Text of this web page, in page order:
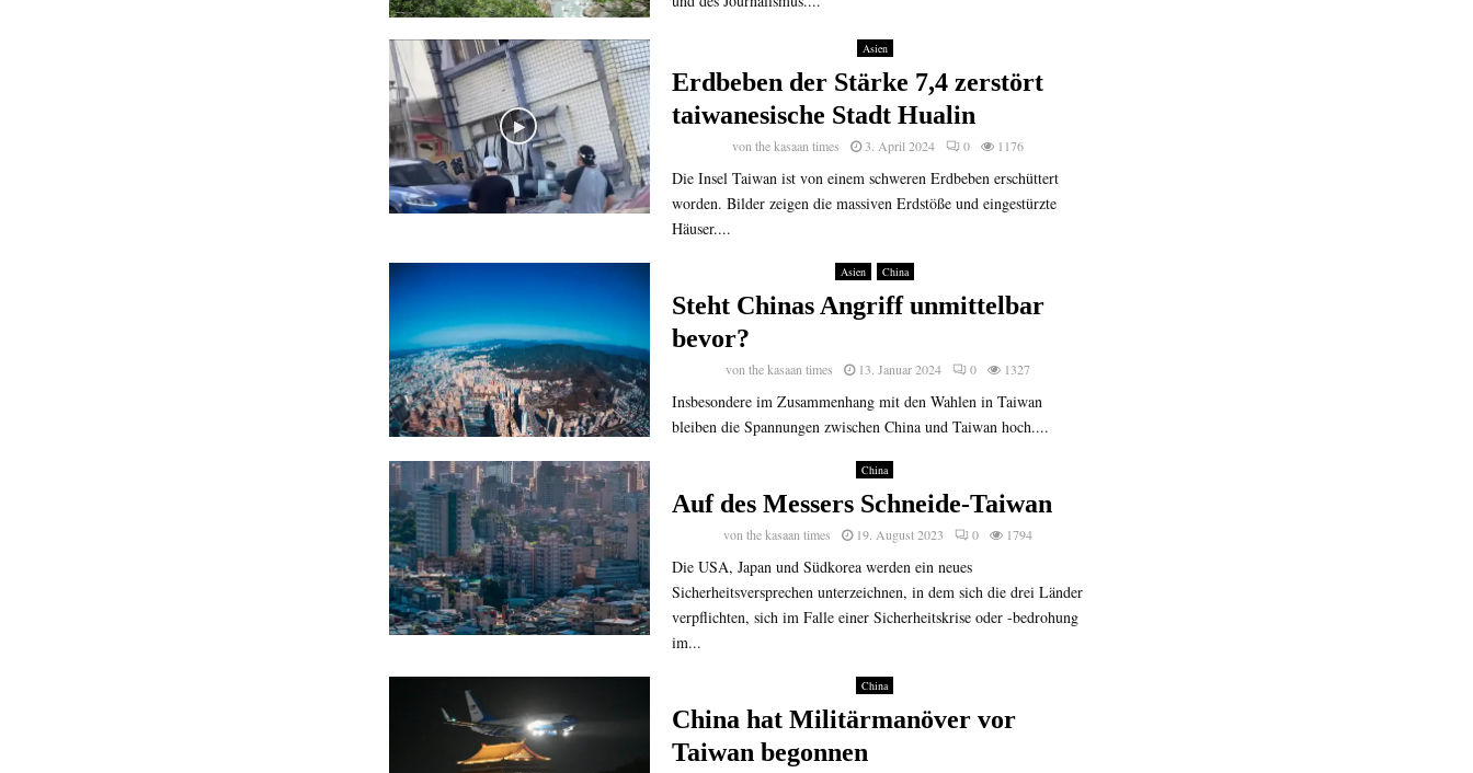
Asien
Erdbeben der Stärke 7,4 zerstört
taiwanesische Stadt Hualin
vonthe kasaan times 3. April 2024 0 1176
Die Insel Taiwan ist von einem schweren Erdbeben erschüttert
worden. Bilder zeigen die massiven Erdstöße und eingestürzte
Häuser....
Asien China
Steht Chinas Angriff unmittelbar
bevor?
vonthe kasaan times 13. Januar 2024 0 1327
Insbesondere im Zusammenhang mit den Wahlen in Taiwan
bleiben die Spannungen zwischen China und Taiwan hoch....
China
Auf des Messers Schneide-Taiwan
vonthe kasaan times 19. August 2023 0 1794
Die USA, Japan und Südkorea werden ein neues
Sicherheitsversprechen unterzeichnen, in dem sich die drei Länder
verpflichten, sich im Falle einer Sicherheitskrise oder -bedrohung
im...
China
China hat Militärmanöver vor
Taiwan begonnen